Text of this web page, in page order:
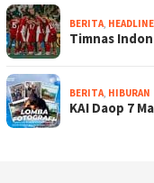
BERITA HEADLINE
Timnas
BERITA HIBURAN
KAI Daop 7